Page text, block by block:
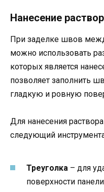
Нанесение
При заделке швов
можно использовать
которых является
позволяет заполнить
гладкую и ровную
Для нанесения
следующий
Треуголка – для
поверхности